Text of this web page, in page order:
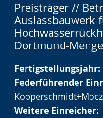
Preisträger //
Auslassbauwerk
Dortmund-
Leichten
Sprache
wechseln.
Audio-
Unterstützung.
Video
in
Deutscher
wird
angezeigt.
Fertigstellungsjahr:
Federführender
Weitere Einreicher: